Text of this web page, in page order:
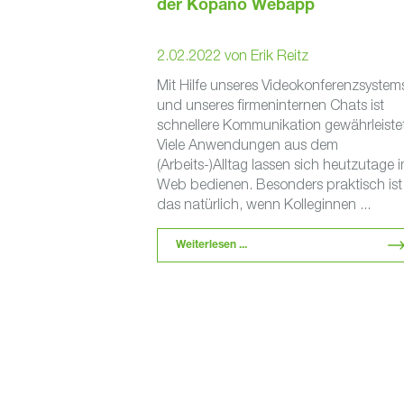
der Kopano Webapp
2.02.2022 von Erik Reitz
Mit Hilfe unseres
und unseres firmeninternen Chats ist
schnellere Kommunikation
Viele Anwendungen aus dem
(Arbeits-)Alltag lassen sich heutzutage
Web bedienen. Besonders praktisch ist
das natürlich, wenn Kolleginnen ...
Weiterlesen ...